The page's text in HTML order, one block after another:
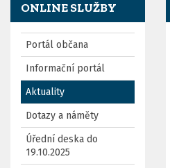
ONLINE SLUŽBY
Portál občana
Informační portál
Aktuality
Dotazy a náměty
Úřední deska do
19.10.2025